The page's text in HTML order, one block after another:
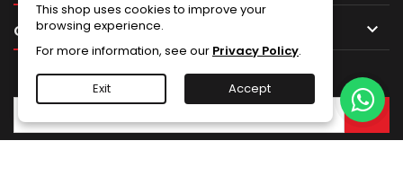
CONTACTEAZA-NE 
This shop uses cookies to improve your
browsing experience.
For more information, see our Privacy Policy.
Exit Accept
BULETIN INFORMATIV